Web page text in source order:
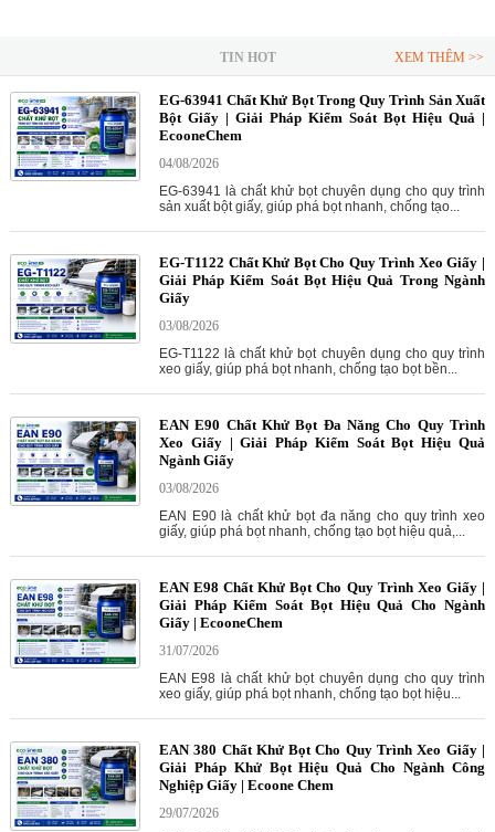
TIN HOT XEM THÊM >>
EG-63941 Chất Khử Bọt Trong Quy Trình Sản Xuất
Bột Giấy | Giải Pháp Kiểm Soát Bọt Hiệu Quả |
EcooneChem
04/08/2026
EG-63941 là chất khử bọt chuyên dụng cho quy trình
sản xuất bột giấy, giúp phá bọt nhanh, chống tạo...
EG-T1122 Chất Khử Bọt Cho Quy Trình Xeo Giấy |
Giải Pháp Kiểm Soát Bọt Hiệu Quả Trong Ngành
Giấy
03/08/2026
EG-T1122 là chất khử bọt chuyên dụng cho quy trình
xeo giấy, giúp phá bọt nhanh, chống tạo bọt bền...
EAN E90 Chất Khử Bọt Đa Năng Cho Quy Trình
Xeo Giấy | Giải Pháp Kiểm Soát Bọt Hiệu Quả
Ngành Giấy
03/08/2026
EAN E90 là chất khử bọt đa năng cho quy trình xeo
giấy, giúp phá bọt nhanh, chống tạo bọt hiệu quả,...
EAN E98 Chất Khử Bọt Cho Quy Trình Xeo Giấy |
Giải Pháp Kiểm Soát Bọt Hiệu Quả Cho Ngành
Giấy | EcooneChem
31/07/2026
EAN E98 là chất khử bọt chuyên dụng cho quy trình
xeo giấy, giúp phá bọt nhanh, chống tạo bọt hiệu...
EAN 380 Chất Khử Bọt Cho Quy Trình Xeo Giấy |
Giải Pháp Khử Bọt Hiệu Quả Cho Ngành Công
Nghiệp Giấy | Ecoone Chem
29/07/2026